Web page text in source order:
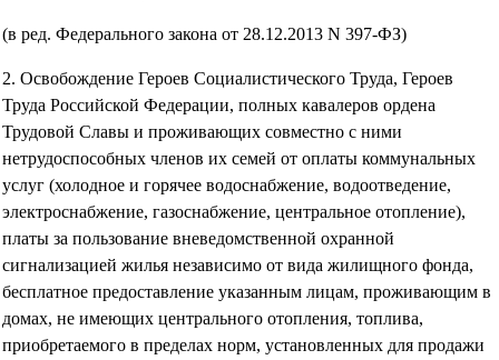
(в ред. Федерального закона от 28.12.2013 N 397-ФЗ)
2. Освобождение Героев Социалистического Труда, Героев
Труда Российской Федерации, полных кавалеров ордена
Трудовой Славы и проживающих совместно с ними
нетрудоспособных членов их семей от оплаты коммунальных
услуг (холодное и горячее водоснабжение, водоотведение,
электроснабжение, газоснабжение, центральное отопление),
платы за пользование вневедомственной охранной
сигнализацией жилья независимо от вида жилищного фонда,
бесплатное предоставление указанным лицам, проживающим в
домах, не имеющих центрального отопления, топлива,
приобретаемого в пределах норм, установленных для продажи